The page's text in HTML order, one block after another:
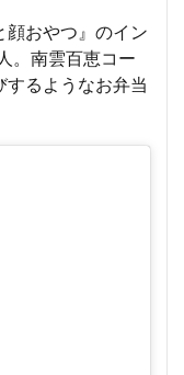
顔おやつ』のイン
。南雲百恵コー
るようなお弁当